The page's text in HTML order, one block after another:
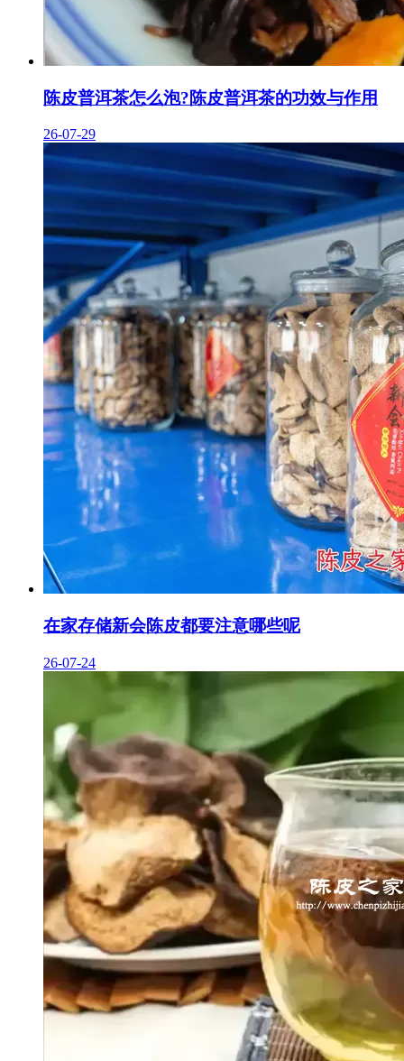
陈皮普洱茶怎么泡?陈皮普洱茶的功效与作用
26-07-29
在家存储新会陈皮都要注意哪些呢
26-07-24